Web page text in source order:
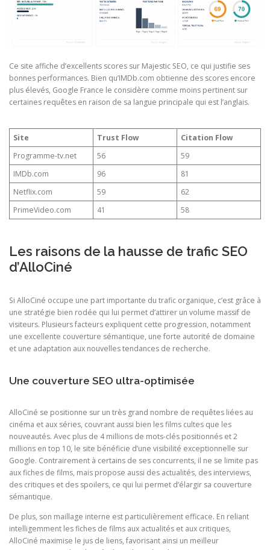
Ce site affiche d’excellents scores sur Majestic SEO, ce qui justifie ses
bonnes performances. Bien qu’IMDb.com obtienne des scores encore
plus élevés, Google France le considère comme moins pertinent sur
certaines requêtes en raison de sa langue principale qui est l’anglais.
Site Trust Flow
Citation Flow
Programme-tv.net
56
59
IMDb.com
96
81
Netflix.com
59
62
PrimeVideo.com
41 58
Les raisons de la hausse de trafic SEO
d’AlloCiné
Si AlloCiné occupe une part importante du trafic organique, c’est grâce à
une stratégie bien rodée qui lui permet d’attirer un volume massif de
visiteurs. Plusieurs facteurs expliquent cette progression, notamment
une excellente couverture sémantique, une forte autorité de domaine
et une adaptation aux nouvelles tendances de recherche.
Une couverture SEO ultra-optimisée
AlloCiné se positionne sur un très grand nombre de requêtes liées au
cinéma et aux séries, couvrant aussi bien les films cultes que les
nouveautés. Avec plus de 4 millions de mots-clés positionnés et 2
millions en top 10, le site bénéficie d’une visibilité exceptionnelle sur
Google. Contrairement à certains de ses concurrents, il ne se limite pas
aux fiches de films, mais propose aussi des actualités, des interviews,
des critiques et des spoilers, ce qui lui permet d’élargir sa couverture
sémantique.
De plus, son maillage interne est particulièrement efficace. En reliant
intelligemment les fiches de films aux actualités et aux critiques,
AlloCiné maximise le jus de liens, favorisant ainsi un meilleur